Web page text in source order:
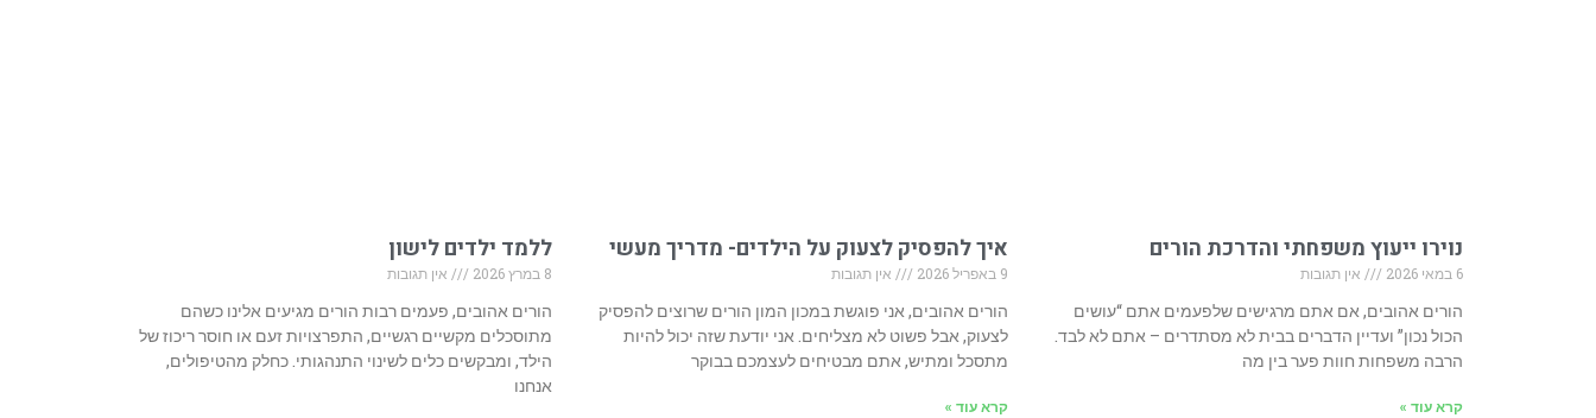
נוירו ייעוץ משפחתי והדרכת הורים
6 במאי 2026 אין תגובות
הורים אהובים, אם אתם מרגישים שלפעמים אתם “עושים
הכול נכון” ועדיין הדברים בבית לא מסתדרים – אתם לא לבד.
הרבה משפחות חוות פער בין מה
קרא עוד »
איך להפסיק לצעוק על הילדים- מדריך מעשי
9 באפריל 2026 אין תגובות
הורים אהובים, אני פוגשת במכון המון הורים שרוצים להפסיק
לצעוק, אבל פשוט לא מצליחים. אני יודעת שזה יכול להיות
מתסכל ומתיש, אתם מבטיחים לעצמכם בבוקר
קרא עוד »
ללמד ילדים לישון
8 במרץ 2026 אין תגובות
הורים אהובים, פעמים רבות הורים מגיעים אלינו כשהם
מתוסכלים מקשיים רגשיים, התפרצויות זעם או חוסר ריכוז של
הילד, ומבקשים כלים לשינוי התנהגותי. כחלק מהטיפולים,
אנחנו